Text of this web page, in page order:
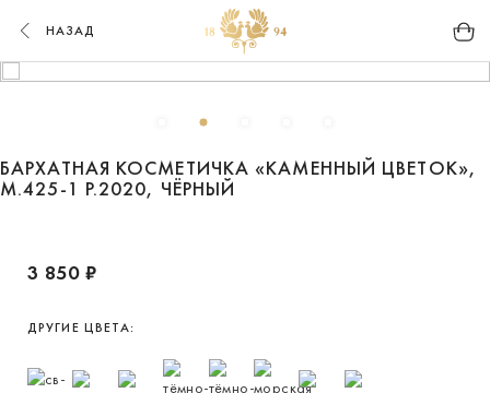
НАЗАД
БАРХАТНАЯ КОСМЕТИЧКА «КАМЕННЫЙ ЦВЕТОК»,
М.425-1 Р.2020, ЧЁРНЫЙ
3 850 ₽
ДРУГИЕ ЦВЕТА: